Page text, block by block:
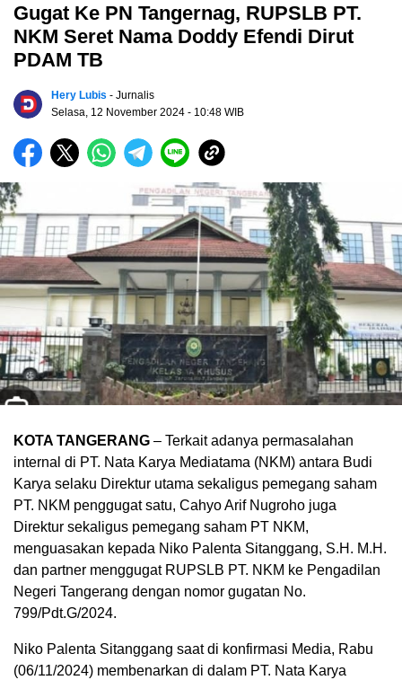
Gugat Ke PN Tangernag, RUPSLB PT.
NKM Seret Nama Doddy Efendi Dirut
PDAM TB
Hery Lubis - Jurnalis
Selasa, 12 November 2024 - 10:48 WIB
KOTA TANGERANG – Terkait adanya permasalahan
internal di PT. Nata Karya Mediatama (NKM) antara Budi
Karya selaku Direktur utama sekaligus pemegang saham
PT. NKM penggugat satu, Cahyo Arif Nugroho juga
Direktur sekaligus pemegang saham PT NKM,
menguasakan kepada Niko Palenta Sitanggang, S.H. M.H.
dan partner menggugat RUPSLB PT. NKM ke Pengadilan
Negeri Tangerang dengan nomor gugatan No.
799/Pdt.G/2024.
Niko Palenta Sitanggang saat di konfirmasi Media, Rabu
(06/11/2024) membenarkan di dalam PT. Nata Karya